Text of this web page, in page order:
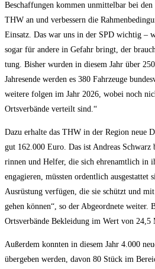
Beschaf­fun­gen kom­men unmit­tel­bar bei
THW an und ver­bes­sern die
Ein­satz. Das war uns in der SPD wich­tig –
sogar für ande­re in Gefahr bringt, der
tung. Bis­her wur­den in die­sem Jahr über
Jah­res­en­de wer­den es 380 Fahr­zeu­ge
wei­te­re fol­gen im Jahr 2026, wobei noch
Orts­ver­bän­de ver­teilt sind.“
Dazu erhal­te das THW in der Regi­on neue
gut 162.000 Euro. Das ist Andre­as
rin­nen und Hel­fer, die sich ehren­amt­lich in
enga­gie­ren, müss­ten ordent­lich aus­ge­stat­tet
Aus­rüs­tung ver­fü­gen, die sie schützt und
gehen kön­nen“, so der Abge­ord­ne­te wei­ter.
Orts­ver­bän­de Beklei­dung im Wert von 24,5
Außer­dem konn­ten in die­sem Jahr 4.000
über­ge­ben wer­den, davon 80 Stück im